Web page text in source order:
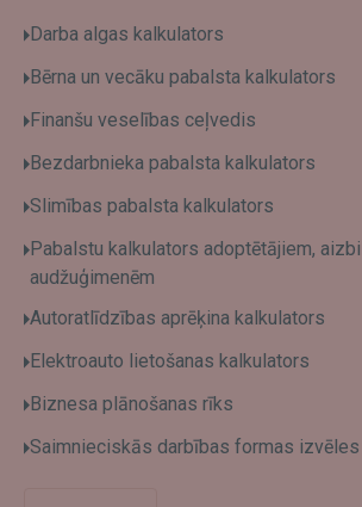
Darba algas kalkulators
Bērna un vecāku pabalsta kalkulators
Finanšu veselības ceļvedis
Bezdarbnieka pabalsta kalkulators
Slimības pabalsta kalkulators
Pabalstu kalkulators adoptētājiem,
audžuģimenēm
Autoratlīdzības aprēķina kalkulators
Elektroauto lietošanas kalkulators
Biznesa plānošanas rīks
Saimnieciskās darbības formas